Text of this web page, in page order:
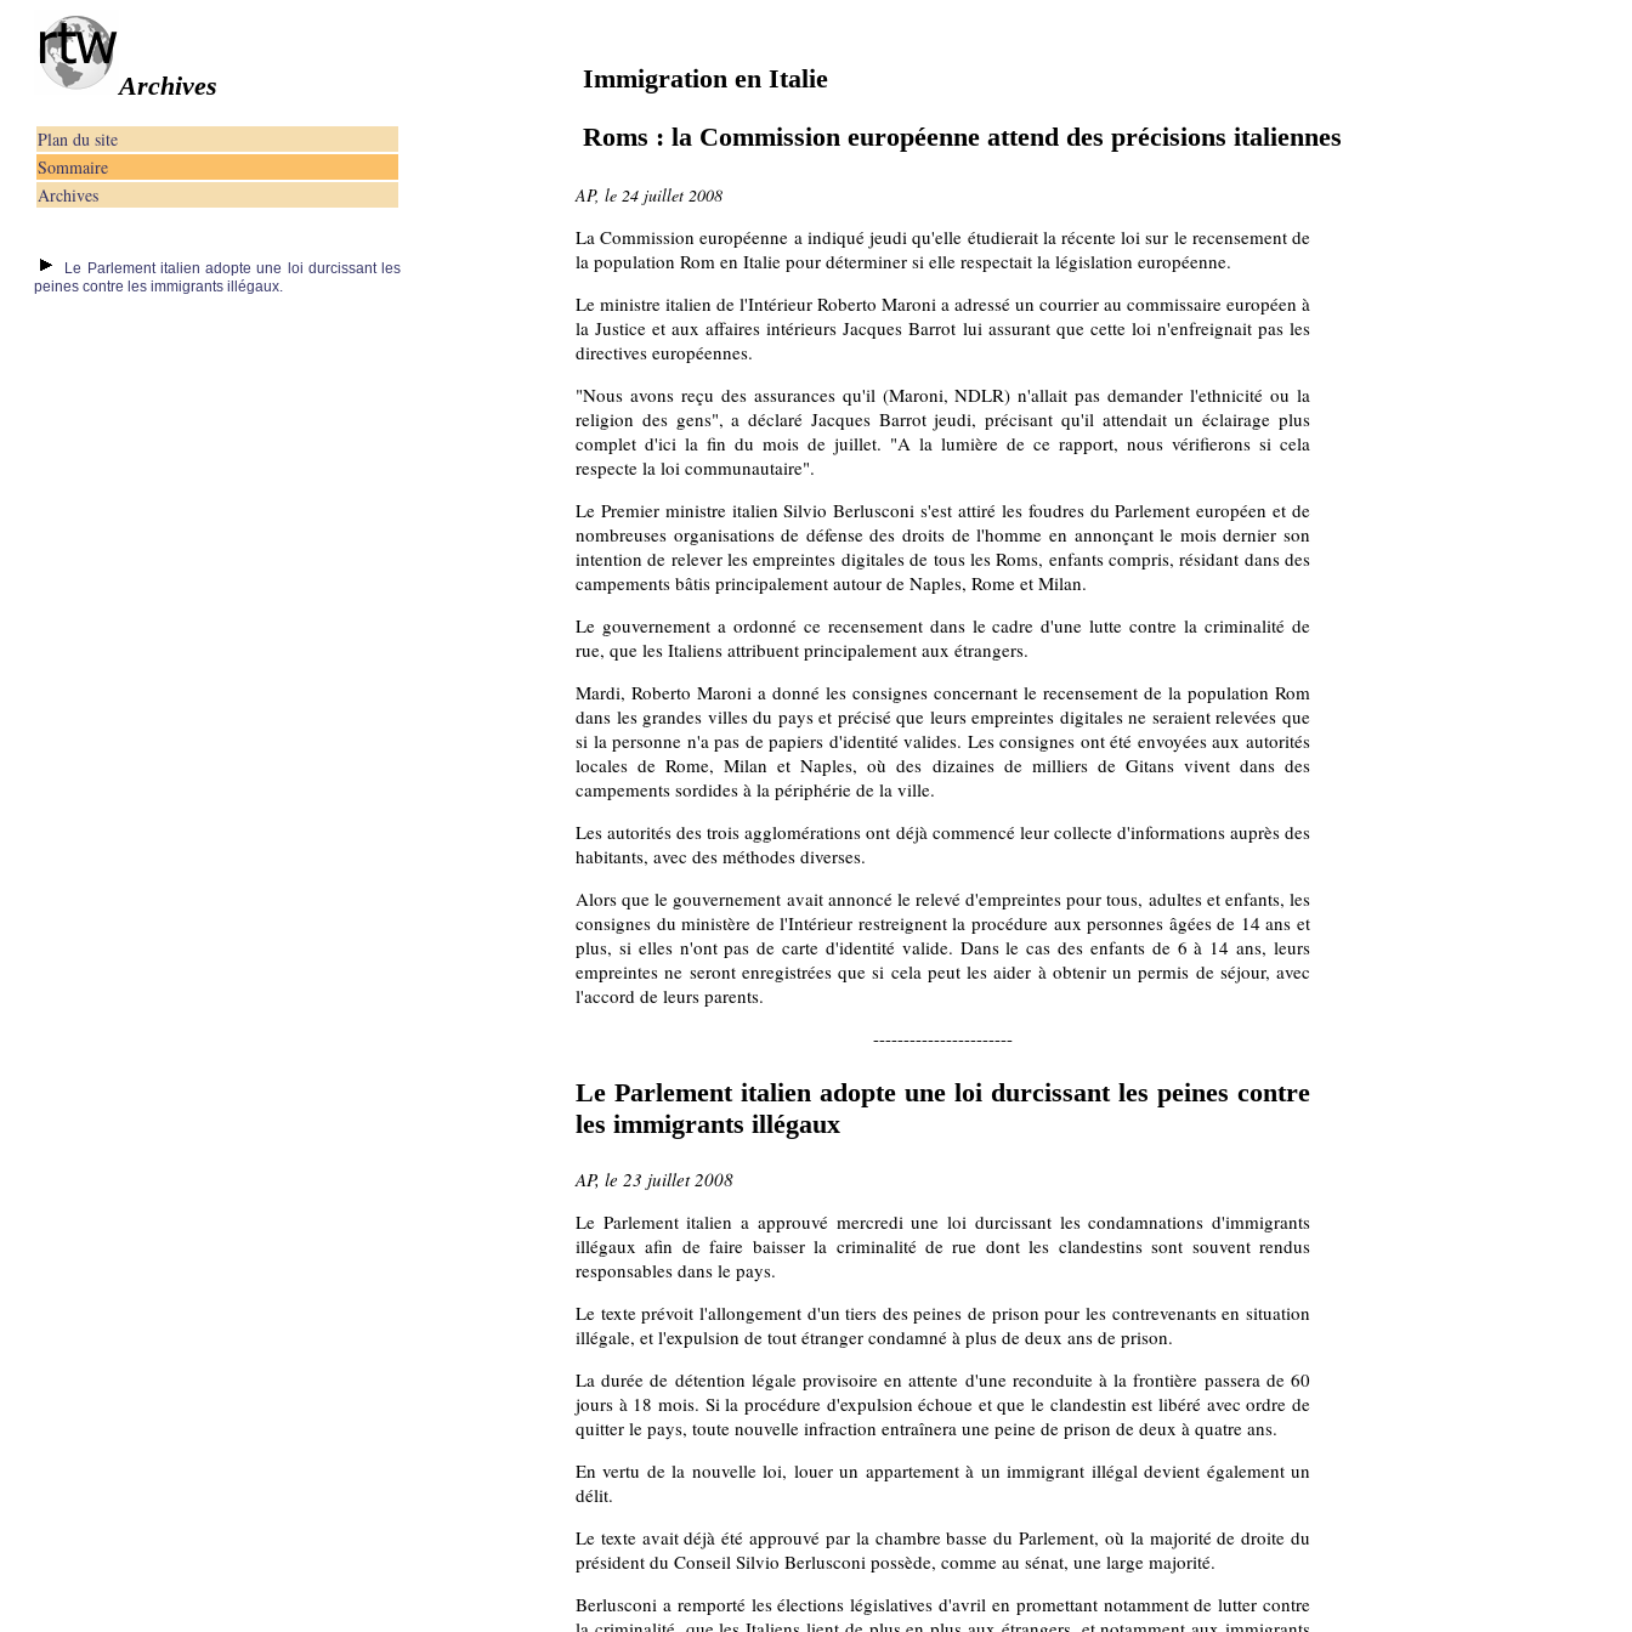
Archives
Plan du site
Sommaire
Archives
Le Parlement italien adopte une loi durcissant les
peines contre les immigrants illégaux.
Immigration en Italie
Roms : la Commission européenne attend des précisions italiennes
AP, le 24 juillet 2008
La Commission européenne a indiqué jeudi qu'elle étudierait la récente loi sur le recensement de
la population Rom en Italie pour déterminer si elle respectait la législation européenne.
Le ministre italien de l'Intérieur Roberto Maroni a adressé un courrier au commissaire européen à
la Justice et aux affaires intérieurs Jacques Barrot lui assurant que cette loi n'enfreignait pas les
directives européennes.
"Nous avons reçu des assurances qu'il (Maroni, NDLR) n'allait pas demander l'ethnicité ou la
religion des gens", a déclaré Jacques Barrot jeudi, précisant qu'il attendait un éclairage plus
complet d'ici la fin du mois de juillet. "A la lumière de ce rapport, nous vérifierons si cela
respecte la loi communautaire".
Le Premier ministre italien Silvio Berlusconi s'est attiré les foudres du Parlement européen et de
nombreuses organisations de défense des droits de l'homme en annonçant le mois dernier son
intention de relever les empreintes digitales de tous les Roms, enfants compris, résidant dans des
campements bâtis principalement autour de Naples, Rome et Milan.
Le gouvernement a ordonné ce recensement dans le cadre d'une lutte contre la criminalité de
rue, que les Italiens attribuent principalement aux étrangers.
Mardi, Roberto Maroni a donné les consignes concernant le recensement de la population Rom
dans les grandes villes du pays et précisé que leurs empreintes digitales ne seraient relevées que
si la personne n'a pas de papiers d'identité valides. Les consignes ont été envoyées aux autorités
locales de Rome, Milan et Naples, où des dizaines de milliers de Gitans vivent dans des
campements sordides à la périphérie de la ville.
Les autorités des trois agglomérations ont déjà commencé leur collecte d'informations auprès des
habitants, avec des méthodes diverses.
Alors que le gouvernement avait annoncé le relevé d'empreintes pour tous, adultes et enfants, les
consignes du ministère de l'Intérieur restreignent la procédure aux personnes âgées de 14 ans et
plus, si elles n'ont pas de carte d'identité valide. Dans le cas des enfants de 6 à 14 ans, leurs
empreintes ne seront enregistrées que si cela peut les aider à obtenir un permis de séjour, avec
l'accord de leurs parents.
-----------------------
Le Parlement italien adopte une loi durcissant les peines contre
les immigrants illégaux
AP, le 23 juillet 2008
Le Parlement italien a approuvé mercredi une loi durcissant les condamnations d'immigrants
illégaux afin de faire baisser la criminalité de rue dont les clandestins sont souvent rendus
responsables dans le pays.
Le texte prévoit l'allongement d'un tiers des peines de prison pour les contrevenants en situation
illégale, et l'expulsion de tout étranger condamné à plus de deux ans de prison.
La durée de détention légale provisoire en attente d'une reconduite à la frontière passera de 60
jours à 18 mois. Si la procédure d'expulsion échoue et que le clandestin est libéré avec ordre de
quitter le pays, toute nouvelle infraction entraînera une peine de prison de deux à quatre ans.
En vertu de la nouvelle loi, louer un appartement à un immigrant illégal devient également un
délit.
Le texte avait déjà été approuvé par la chambre basse du Parlement, où la majorité de droite du
président du Conseil Silvio Berlusconi possède, comme au sénat, une large majorité.
Berlusconi a remporté les élections législatives d'avril en promettant notamment de lutter contre